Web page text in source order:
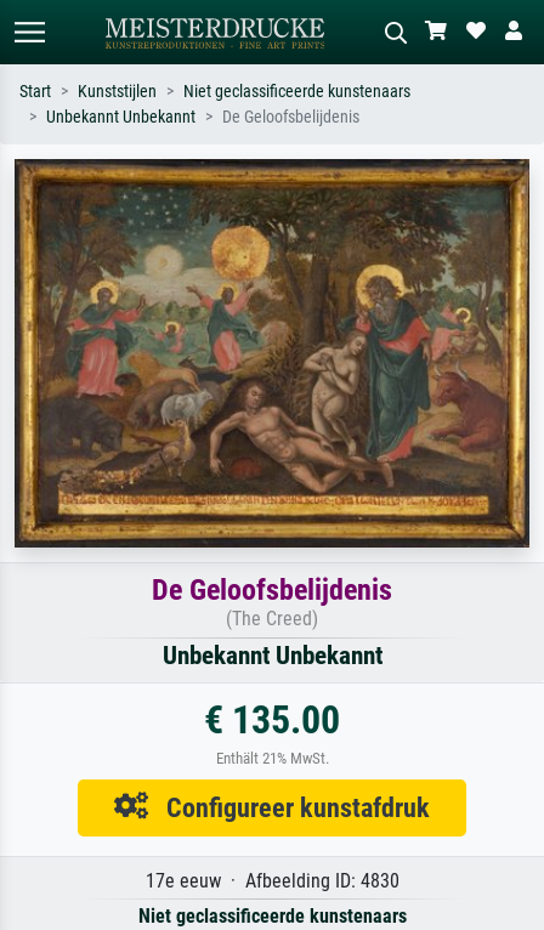
Zoek op kunstenaar, titel of stijl – bijv.
Monet, Sterrennacht, impressionisme,
Hokusai-golf, naakt.
Beschrijf de scène – bijv. groene
weide, abstract met veel rood, donker
olieverfschilderij, staand naakt naast
een boom.
Start Kunststijlen
Niet geclassificeerde kunstenaars
Unbekannt Unbekannt
De Geloofsbelijdenis
De Geloofsbelijdenis
(The Creed)
Unbekannt Unbekannt
€ 135.00
Enthält 21% MwSt.
Configureer kunstafdruk
17e eeuw · Afbeelding ID: 4830
Niet geclassificeerde kunstenaars